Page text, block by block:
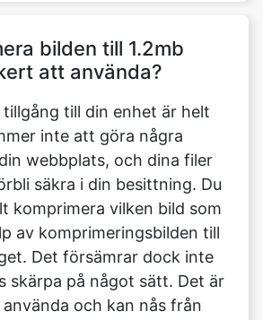
till din enhet är helt
inte att göra några
webbplats, och dina filer
säkra i din besittning. Du
komprimera vilken bild som
av komprimeringsbilden till
Det försämrar dock inte
skärpa på något sätt. Det är
och kan nås från
mobil enhet som helst.